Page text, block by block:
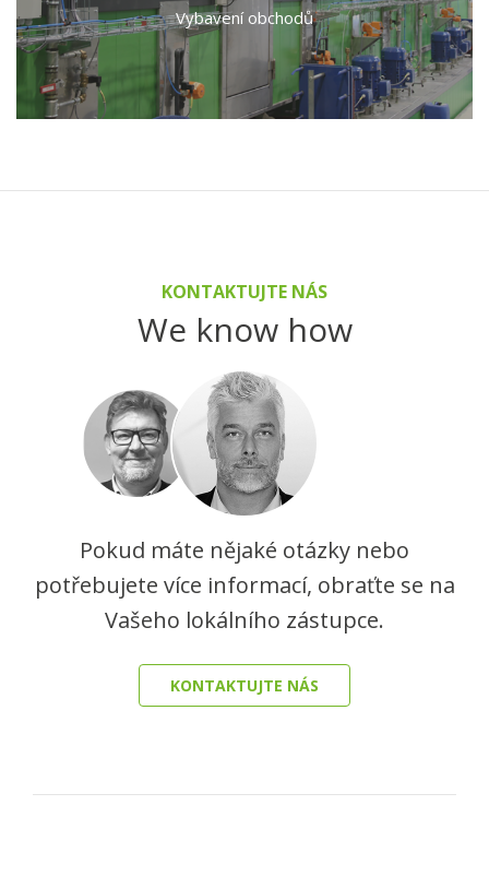
Vybavení obchodů
KONTAKTUJTE NÁS
We know how
Pokud máte nějaké otázky nebo
potřebujete více informací, obraťte se na
Vašeho lokálního zástupce.
KONTAKTUJTE NÁS